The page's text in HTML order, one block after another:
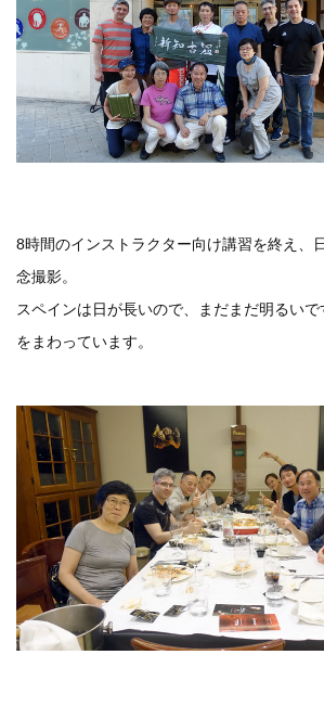
8時間のインストラクター向け講習を終え、
念撮影。
スペインは日が長いので、まだまだ明るい
をまわっています。